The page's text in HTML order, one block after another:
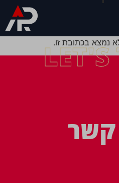
נמצא בכתובת זו.
קשר